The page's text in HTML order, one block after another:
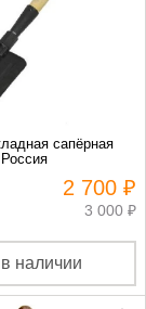
сапёрная
Россия
2 700 ₽
3 000 ₽
наличии